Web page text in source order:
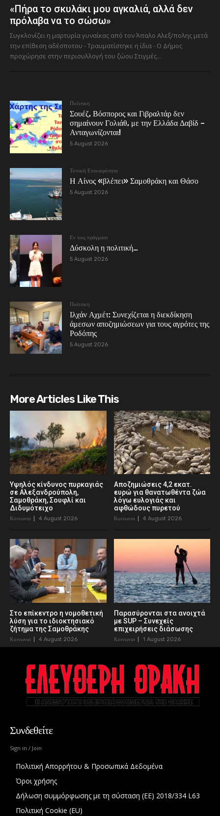
«Πήρα το σκυλάκι μου αγκαλιά, αλλά δεν
πρόλαβα να το σώσω»
Συγκλονίζει η μαρτυρία γυναίκας από τον Άπαλο Αλεξ/πολης μετά
την επίθεση αδέσποτου - Τραυματίστηκε η ίδια - Ο Δήμος
προχώρησε στην περισυλλογή του ζώου Στιγμές...
Πολιτικη
Σουέζ, Βόσπορος και Γιβραλτάρ δεν
σημαίνουν Γολιάθ, με την Ελλάδα Δαβίδ –
Ανταγωνίζονται!
5 August 2026
Τοπική Επικαιρότητα
Η Αίνος «βλέπει» Σαμοθράκη και Θάσο
5 August 2026
Εν τοις πράγμασι
Δύσκολη η πολιτική…
5 August 2026
Πολιτικη
Ιλχάν Αχμέτ: Συνεχίζεται η διεκδίκηση
άμεσων αποζημιώσεων για τους αγρότες της
Ροδόπης
5 August 2026
More Articles Like This
Υψηλός κίνδυνος πυρκαγιάς
σε Αλεξανδρούπολη,
Σαμοθράκη, Σουφλί και
Διδυμότειχο
Κοινωνια 4 August 2026
Αποζημιώσεις 4,2 εκατ.
ευρώ για θανατωθέντα ζώα
λόγω ευλογιάς και
αφθώδους πυρετού
Κοινωνια 4 August 2026
Στο επίκεντρο η νομοθετική
λύση για το ιδιοκτησιακό
ζήτημα της Σαμοθράκης
Κοινωνια 4 August 2026
Παρασύρονται στα ανοιχτά
με SUP – Συνεχείς
επιχειρήσεις διάσωσης
Κοινωνια 1 August 2026
Συνδεθείτε
Sign in / Join
Πολιτική Απορρήτου & Προσωπικά Δεδομένα
Όροι χρήσης
Δήλωση συμμόρφωσης με τη σύσταση (ΕΕ) 2018/334 L63
Πολιτική Cookie (EU)